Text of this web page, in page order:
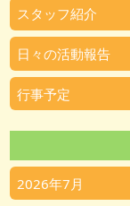
スタッフ紹介
日々の活動報告
行事予定
2026年7月